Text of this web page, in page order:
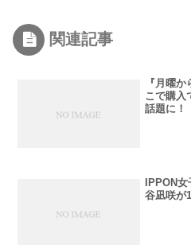
関連記事
『月曜
こで購入
話題に！
IPPON
谷凪咲が